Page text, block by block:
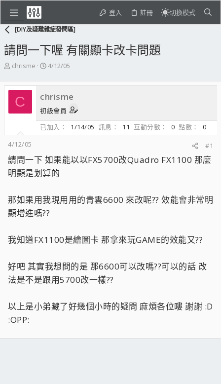
登入 註冊 切換模式
[DIY及疑難雜症發問區]
請問一下喔 有關顯卡改卡問題
主
發
人
chrisme
開
日
期
4/12/05
C chrisme
初級會員
已加入
1/14/05 訊息 11 互動分數 0 點數
0
4/12/05
#1
請問一下 如果能以以FX5700改Quadro FX1100 那麼
明顯是划算的
那如果用我現用用的青雲6600 來改呢?? 效能會非常明
顯增進嗎??
我知道FX1100是繪圖卡 那拿來玩GAME的效能又??
好吧 其實我想問的是 那6600可以改嗎??可以的話 改
法是不是跟用5700改一樣??
以上是小弟藏了好幾個小時的疑問 麻煩各位嘍 謝謝 :D
:OPP: